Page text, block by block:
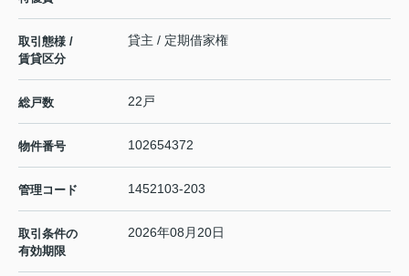
取引態様 /
賃貸区分
貸主 / 定期借家権
総戸数 22戸
物件番号 102654372
管理コード 1452103-203
取引条件の
有効期限
2026年08月20日